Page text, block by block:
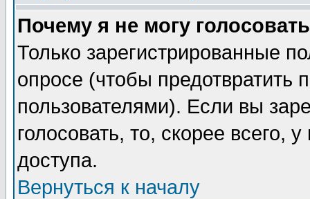
Почему я не могу
Только зарегистрированные
опросе (чтобы предотвратить
пользователями). Если вы
голосовать, то, скорее всего,
доступа.
Вернуться к началу